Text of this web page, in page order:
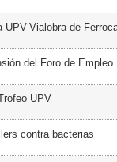
UPV-Vialobra de
del Foro de Empleo
UPV
contra bacterias